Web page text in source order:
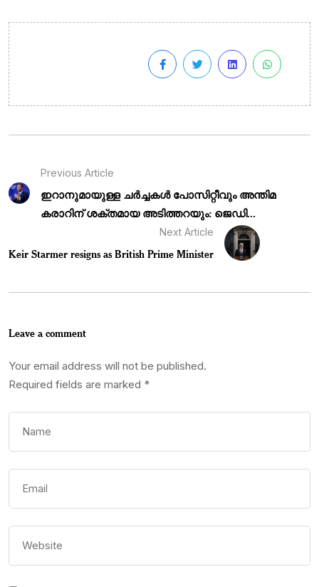
Previous Article
ഇറാനുമായുള്ള ചർച്ചകൾ പോസിറ്റീവും അന്തിമ
കരാറിന് ശക്തമായ അടിത്തറയും: ജെഡി...
Next Article
Keir Starmer resigns as British Prime Minister
Leave a comment
Your email address will not be published.
Required fields are marked *